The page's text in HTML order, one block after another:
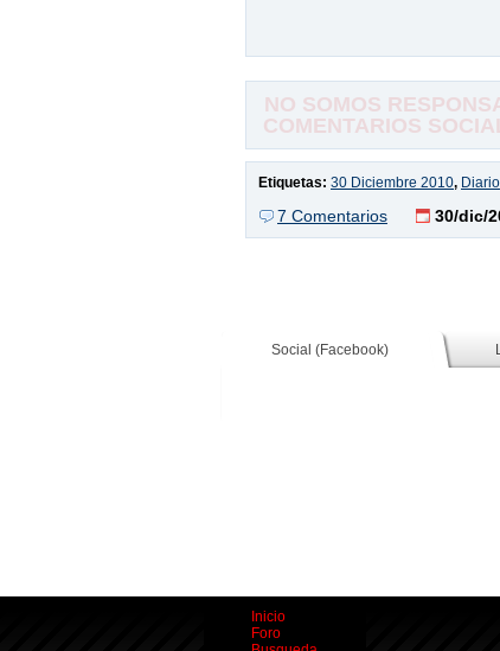
NO SOMOS
COMENTARIOS
Etiquetas: 30 Diciembre 2010, Diario
7 Comentarios 30/dic/
Social (Facebook)
Inicio
Foro